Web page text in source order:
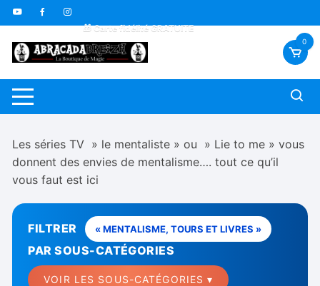
Aller
au
contenu
🎁 Carte fidélité GRATUITE
🎬 Vidéos sous-titrées FR *
0
Les séries TV » le mentaliste » ou » Lie to me » vous
donnent des envies de mentalisme…. tout ce qu’il
vous faut est ici
FILTRER « MENTALISME, TOURS ET LIVRES »
PAR SOUS-CATÉGORIES
VOIR LES SOUS-CATÉGORIES ▾